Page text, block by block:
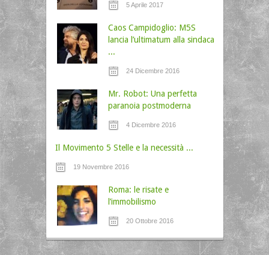
5 Aprile 2017
Caos Campidoglio: M5S
lancia l’ultimatum alla sindaca
...
24 Dicembre 2016
Mr. Robot: Una perfetta
paranoia postmoderna
4 Dicembre 2016
Il Movimento 5 Stelle e la necessità ...
19 Novembre 2016
Roma: le risate e
l’immobilismo
20 Ottobre 2016